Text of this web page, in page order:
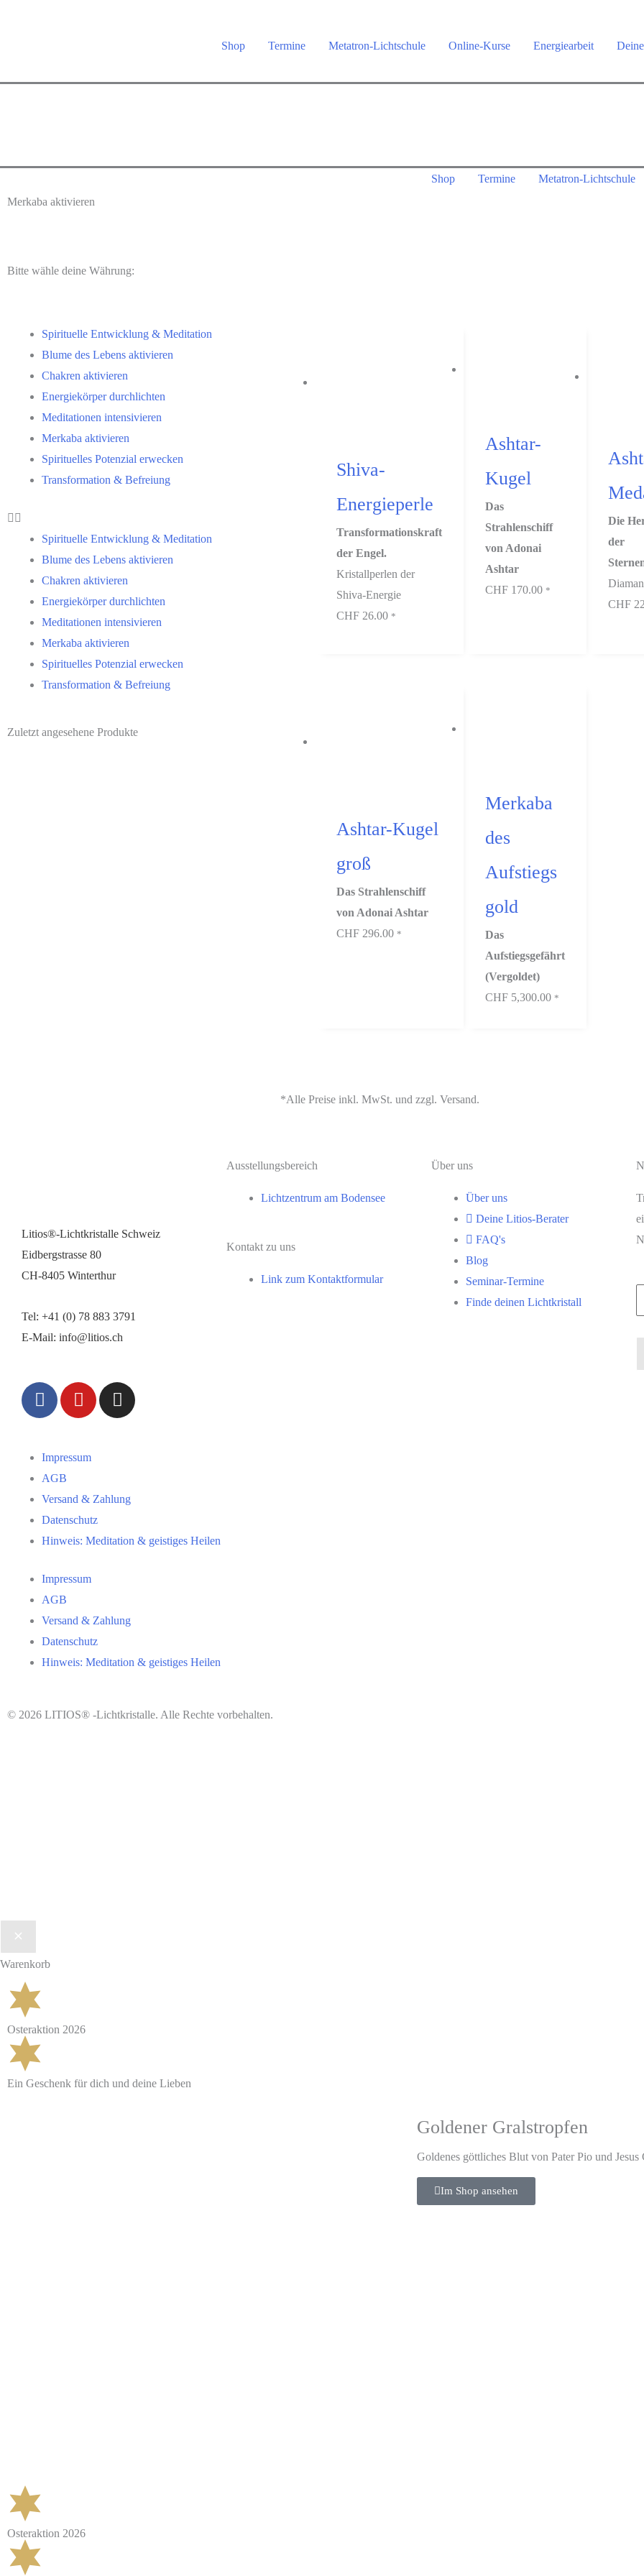
Shop Termine Metatron-Lichtschule Online-Kurse Energiearbeit
Shop Termine Metatron-Lichtschule
Merkaba aktivieren
Bitte wähle deine Währung:
Spirituelle Entwicklung & Meditation
Blume des Lebens aktivieren
Chakren aktivieren
Energiekörper durchlichten
Meditationen intensivieren
Merkaba aktivieren
Spirituelles Potenzial erwecken
Transformation & Befreiung
Spirituelle Entwicklung & Meditation
Blume des Lebens aktivieren
Chakren aktivieren
Energiekörper durchlichten
Meditationen intensivieren
Merkaba aktivieren
Spirituelles Potenzial erwecken
Transformation & Befreiung
Zuletzt angesehene Produkte
Shiva-
Energieperle
Transformationskraft
der Engel.
Kristallperlen der
Shiva-Energie
CHF26.00 *
Ashtar-
Kugel
Das
Strahlenschiff
von Adonai
Ashtar
CHF170.00 *
Die
der
CHF
Ashtar-Kugel
groß
Das Strahlenschiff
von Adonai Ashtar
CHF296.00 *
Merkaba
des
Aufstiegs
gold
Das
Aufstiegsgefährt
(Vergoldet)
CHF5,300.00 *
*Alle Preise inkl. MwSt. und zzgl. Versand.
Litios®-Lichtkristalle Schweiz
Eidbergstrasse 80
CH-8405 Winterthur
Tel: +41 (0) 78 883 3791
E-Mail: info@litios.ch
Ausstellungsbereich
Lichtzentrum am Bodensee
Kontakt zu uns
Link zum Kontaktformular
Über uns
Über uns
Deine Litios-Berater
FAQ's
Blog
Seminar-Termine
Finde deinen Lichtkristall
Impressum
AGB
Versand & Zahlung
Datenschutz
Hinweis: Meditation & geistiges Heilen
Impressum
AGB
Versand & Zahlung
Datenschutz
Hinweis: Meditation & geistiges Heilen
© 2026 LITIOS® -Lichtkristalle. Alle Rechte vorbehalten.
Warenkorb
Osteraktion 2026
Ein Geschenk für dich und deine Lieben
Goldener Gralstropfen
Goldenes göttliches Blut von Pater Pio und Jesus
Im Shop ansehen
Osteraktion 2026